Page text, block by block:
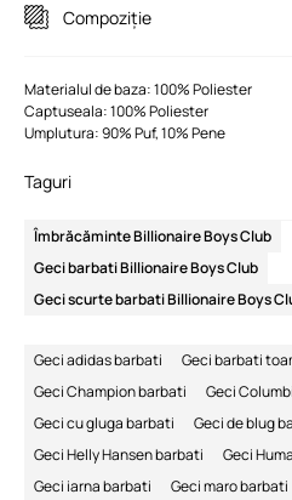
Compoziție
Materialul de baza: 100% Poliester
Captuseala: 100% Poliester
Umplutura: 90% Puf, 10% Pene
Taguri
Îmbrăcăminte Billionaire Boys Club
Geci barbati Billionaire Boys Club
Geci scurte barbati Billionaire Boys
Geci adidas barbati Geci barbati
Geci Champion barbati
Geci
Geci cu gluga barbati
Geci de blug
Geci Helly Hansen barbati
Geci
Geci iarna barbati
Geci maro barbati